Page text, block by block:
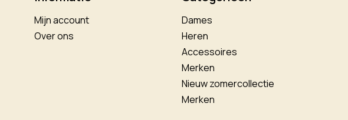
Mijn account
Over ons
Dames
Heren
Accessoires
Merken
Nieuw zomercollectie
Merken